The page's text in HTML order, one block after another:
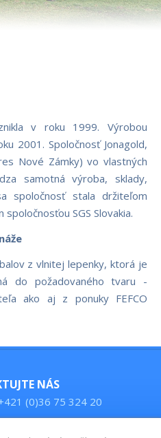
v roku 1999. Výrobou
2001. Spoločnosť Jonagold,
Nové Zámky) vo vlastných
samotná výroba, sklady,
spoločnosť stala držiteľom
SGS Slovakia.
z vlnitej lepenky, ktorá je
do požadovaného tvaru -
ako aj z ponuky FEFCO
NÁS
(0)36 75 324 20